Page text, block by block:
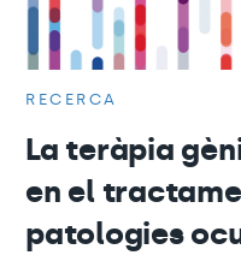
RECERCA
La teràpia
en el
patologies